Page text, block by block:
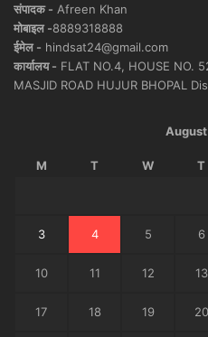
संपादक - Afreen Khan
मोबाइल -8889318888
ईमेल - hindsat24@gmail.com
कार्यालय - FLAT NO.4, HOUSE NO.
MASJID ROAD HUJUR BHOPAL
M T W T
3 4 5 6
10 11 12 13
17 18 19 20